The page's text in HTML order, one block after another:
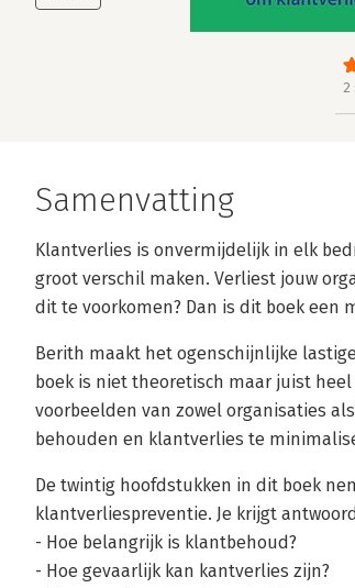
2
Samenvatting
Klantverlies is onvermijdelijk in elk
groot verschil maken. Verliest jouw
dit te voorkomen? Dan is dit boek een
Berith maakt het ogenschijnlijke
boek is niet theoretisch maar juist
voorbeelden van zowel organisaties
behouden en klantverlies te
De twintig hoofdstukken in dit boek
klantverliespreventie. Je krijgt
- Hoe belangrijk is klantbehoud?
- Hoe gevaarlijk kan kantverlies zijn?